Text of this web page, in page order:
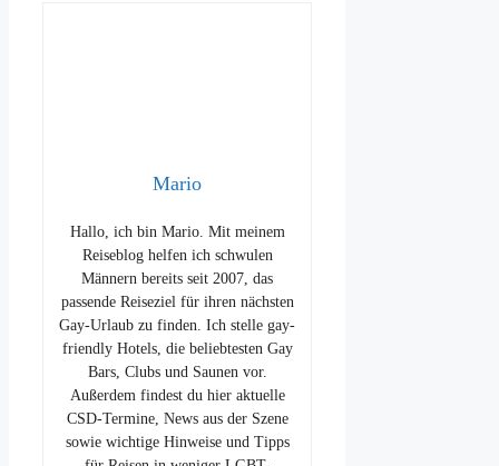
Mario
Hallo, ich bin Mario. Mit meinem
Reiseblog helfen ich schwulen
Männern bereits seit 2007, das
passende Reiseziel für ihren nächsten
Gay-Urlaub zu finden. Ich stelle gay-
friendly Hotels, die beliebtesten Gay
Bars, Clubs und Saunen vor.
Außerdem findest du hier aktuelle
CSD-Termine, News aus der Szene
sowie wichtige Hinweise und Tipps